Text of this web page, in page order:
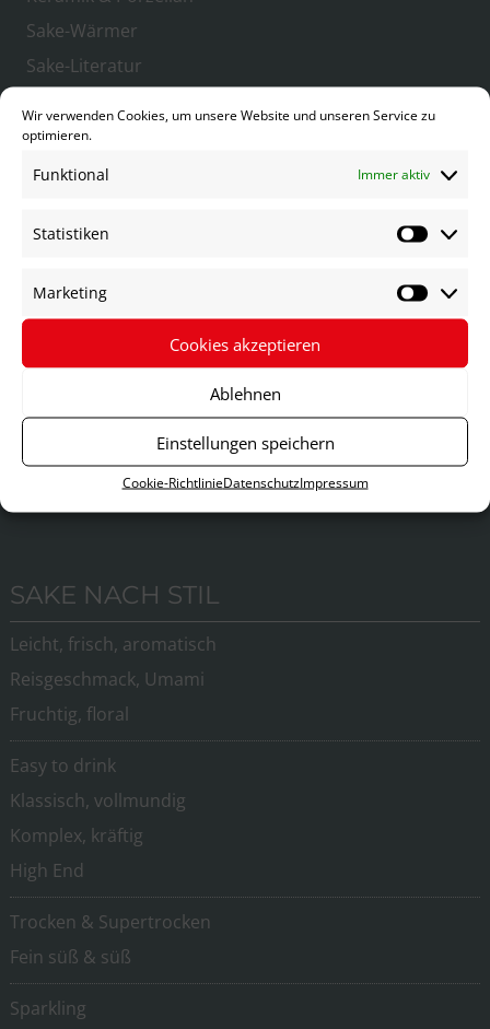
Wir verwenden Cookies, um unsere Website und unseren Service zu
optimieren.
Funktional Immer aktiv
Statistiken
Marketing
Cookies akzeptieren
Ablehnen
Einstellungen speichern
Cookie-RichtlinieDatenschutzImpressum
Sake-Wärmer
Sake-Literatur
Tee
Grüner Tee
Matcha
Matcha-Zubehör
Shochu
Süßkartoffel | Imo
Buchweizen | Soba
SAKE NACH STIL
Leicht, frisch, aromatisch
Reisgeschmack, Umami
Fruchtig, floral
Easy to drink
Klassisch, vollmundig
Komplex, kräftig
High End
Trocken & Supertrocken
Fein süß & süß
Sparkling